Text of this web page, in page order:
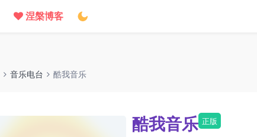
涅槃博客
音乐电台 酷我音乐
酷我音乐 正版